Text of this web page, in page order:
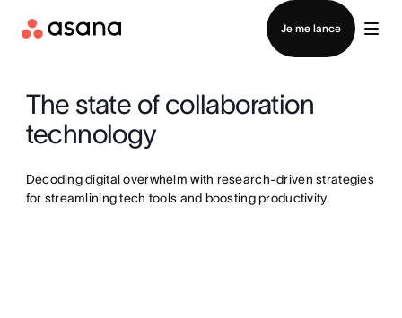
Je me lance
Contacter le service commercial
The state of collaboration
technology
Decoding digital overwhelm with research-driven strategies
for streamlining tech tools and boosting productivity.